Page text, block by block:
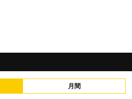
月間